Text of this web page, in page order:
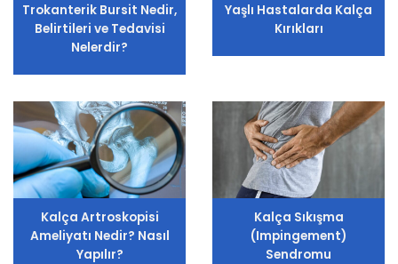
Trokanterik Bursit Nedir,
Belirtileri ve Tedavisi
Nelerdir?
Yaşlı Hastalarda Kalça
Kırıkları
Kalça Artroskopisi
Ameliyatı Nedir? Nasıl
Yapılır?
Kalça Sıkışma
(Impingement)
Sendromu